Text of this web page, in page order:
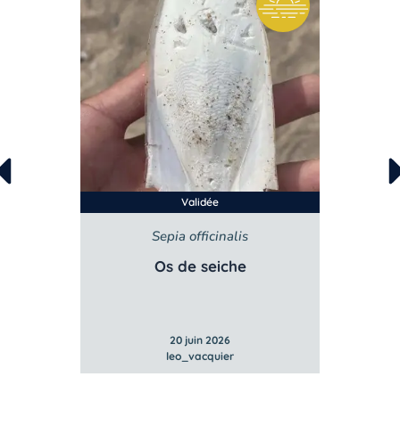
Validée
Sepia officinalis
Os de seiche
20 juin 2026
leo_vacquier